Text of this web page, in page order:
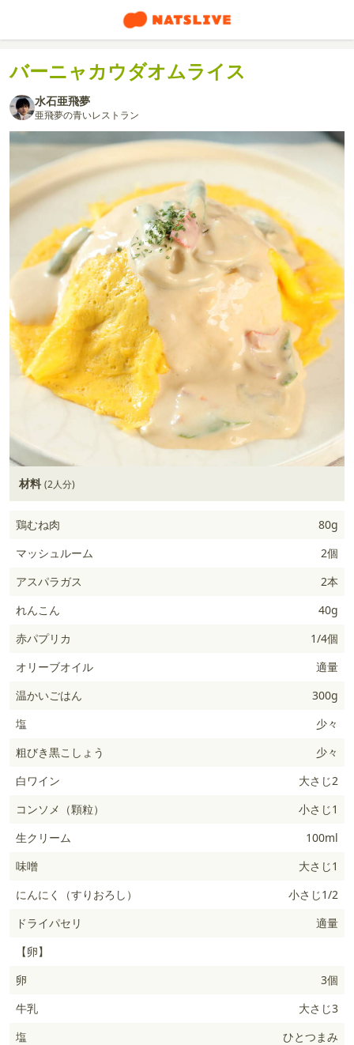
バーニャカウダオムライス
水石亜飛夢
亜飛夢の青いレストラン
材料 (2人分)
鶏むね肉
80g
マッシュルーム
2個
アスパラガス
2本
れんこん
40g
赤パプリカ
1/4個
オリーブオイル
適量
温かいごはん
300g
塩
少々
粗びき黒こしょう
少々
白ワイン
大さじ2
コンソメ（顆粒）
小さじ1
生クリーム
100ml
味噌
大さじ1
にんにく（すりおろし）
小さじ1/2
ドライパセリ
適量
【卵】
卵
3個
牛乳
大さじ3
塩
ひとつまみ